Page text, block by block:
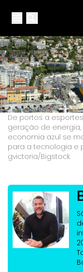
Open main
De portos a
geração de
economia azul se
para a tecnologia e
gvictoria/Bigstock.